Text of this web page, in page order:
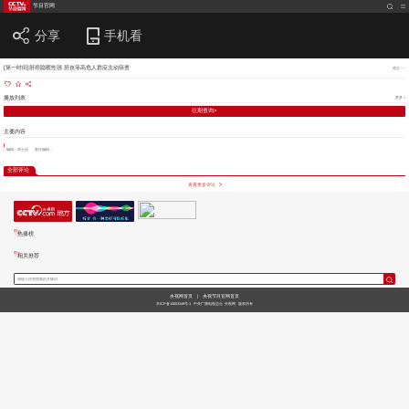
节目官网
分享 手机看
[第一时间]肝癌隐匿性强 肝炎等高危人群应主动筛查 简介
播放列表 更多 >
往期查询>
主要内容
编辑：高士佳 责任编辑：
全部评论
查看更多评论
热播榜
相关推荐
央视网首页 | 央视节目官网首页
京ICP备10003349号-1 中央广播电视总台 央视网 版权所有